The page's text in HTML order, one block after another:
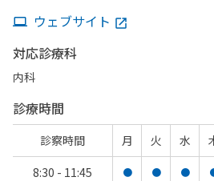
ウェブサイト
対応診療科
内科
診療時間
診察時間 月 火 水
8:30 - 11:45
● ● ●